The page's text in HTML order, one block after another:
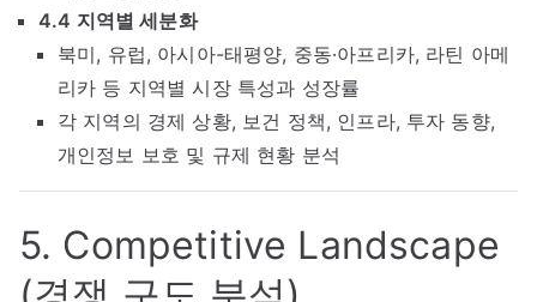
4.4 지역별 세분화
북미, 유럽, 아시아-태평양, 중동·아프리카, 라틴 아메
리카 등 지역별 시장 특성과 성장률
각 지역의 경제 상황, 보건 정책, 인프라, 투자 동향,
개인정보 보호 및 규제 현황 분석
5. Competitive Landscape